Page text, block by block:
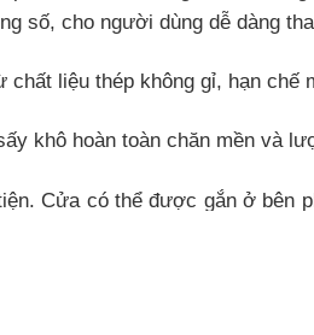
số, cho người dùng dễ dàng
liệu thép không gỉ, hạn chế
khô hoàn toàn chăn mền và
Cửa có thể được gắn ở bên
áo phía trên. Từ đó, giúp